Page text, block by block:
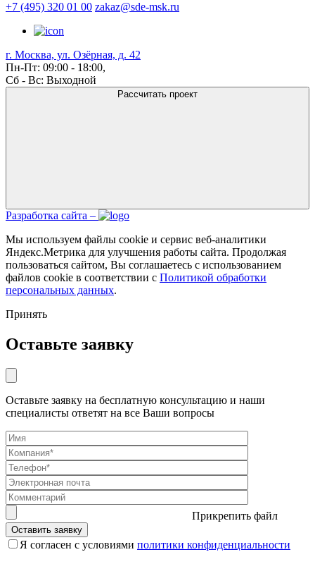
+7 (495) 320 01 00 zakaz@sde-msk.ru
г. Москва, ул. Озёрная, д. 42
Пн-Пт: 09:00 - 18:00,
Сб - Вс: Выходной
Рассчитать проект
Разработка сайта –
Мы используем файлы cookie и сервис веб-аналитики
Яндекс.Метрика для улучшения работы сайта. Продолжая
пользоваться сайтом, Вы соглашаетесь с использованием
файлов cookie в соответствии с Политикой обработки
персональных данных.
Принять
Оставьте заявку
Оставьте заявку на бесплатную консультацию и наши
специалисты ответят на все Ваши вопросы
Прикрепить файл
Я согласен с условиями политики конфиденциальности